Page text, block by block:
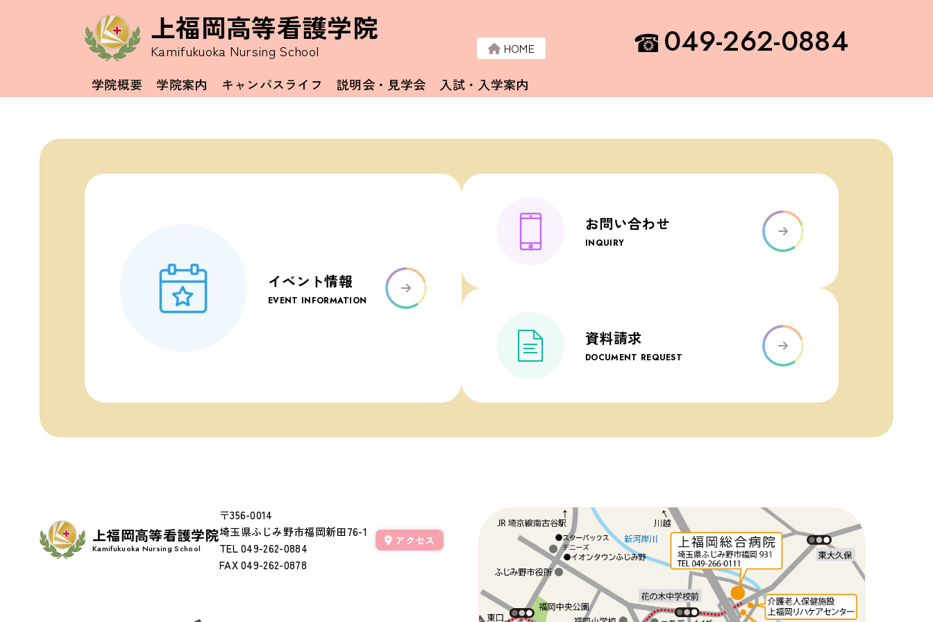
上福岡高等看護学院
Kamifukuoka Nursing School HOME 049-262-0884
学院概要 学院案内 キャンパスライフ 説明会・見学会 入試・入学案内
イベント情報
EVENT INFORMATION
お問い合わせ
INQUIRY
資料請求
DOCUMENT REQUEST
上福岡高等看護学院
Kamifukuoka Nursing School
〒356-0014
埼玉県ふじみ野市福岡新田76-1
TEL049-262-0884
FAX 049-262-0878
アクセス